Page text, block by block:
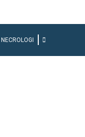
NECROLOGI